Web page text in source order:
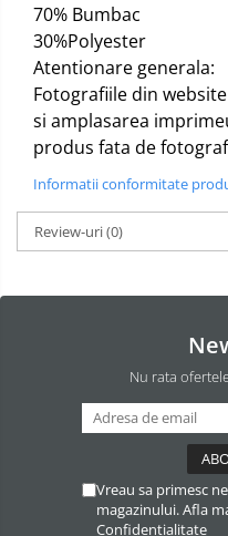
Dezinfectant Bucatarie
Dezinfectant Sano
Domestos Verde
Domestos WC
Gel Antibacterian
Igienol Dezinfectant
Produse Curatenie Baie
Produse Sano Baie
Sanytol Dezinfectant
Odorizant Camera Electric
Odorizant Camera Air Wick
Odorizant Camera cu
Odorizant Camera Electric
plasture
70% Bumbac
30%Polyester
Atentionare generala:
Fotografiile din
si amplasarea
produs fata de
Informatii conformitate
Review-uri(0)
Nu rata
Vreau sa primesc
magazinului. Afla
Confidentialitate